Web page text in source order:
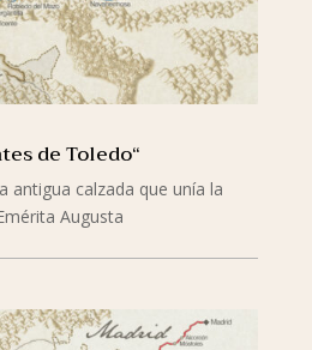
de Toledo“
antigua calzada que unía la
Augusta